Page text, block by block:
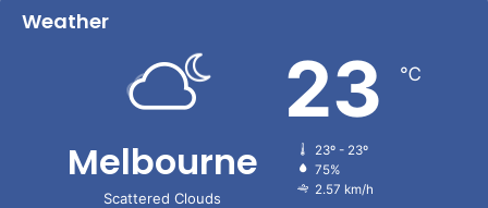
Weather
Melbourne
Scattered Clouds
23 ℃
23º - 23º
75%
2.57 km/h